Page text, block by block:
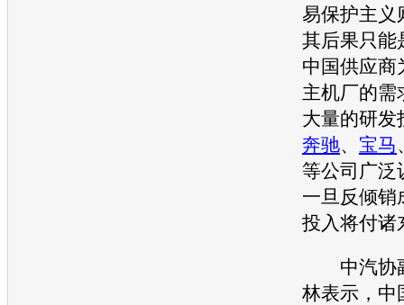
易保护主义
其后果只能
中国供应商
主机厂的需
大量的研发
奔驰、 宝马
等公司广泛
一旦反倾销
投入将付诸
中汽协
林表示，中